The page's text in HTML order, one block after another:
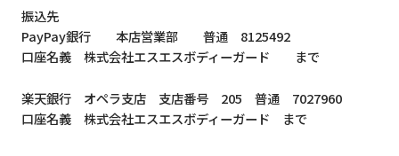
振込先
PayPay銀行 本店営業部 普通 8125492
口座名義 株式会社エスエスボディーガード まで
楽天銀行 オペラ支店 支店番号 205 普通 7027960
口座名義 株式会社エスエスボディーガード まで